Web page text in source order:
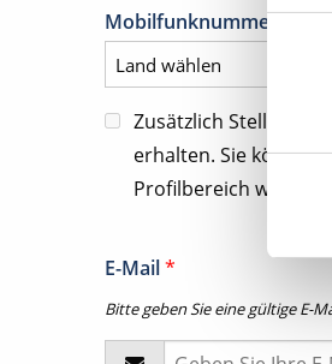
Mobilfunknummer für
Zusätzlich
erhalten. Sie können
Profilbereich
E-Mail*
Bitte geben Sie eine gültige E-